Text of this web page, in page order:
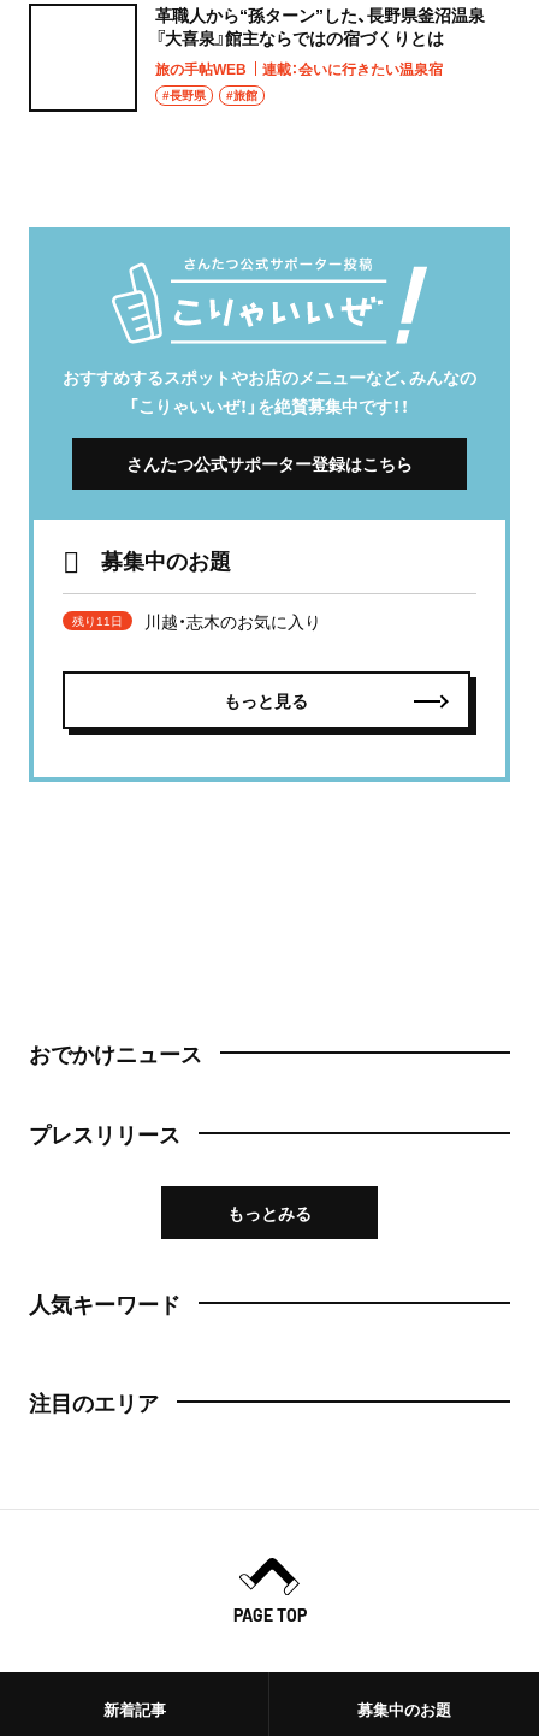
革職人から“孫ターン”した、長野県釜沼温泉
『大喜泉』館主ならではの宿づくりとは
旅の手帖WEB 連載：会いに行きたい温泉宿
#長野県 #旅館
おすすめするスポットやお店のメニューなど、みんなの
「こりゃいいぜ！」を絶賛募集中です！！
さんたつ公式サポーター登録はこちら
募集中のお題
残り11日 川越・志木のお気に入り
もっと見る
おでかけニュース
プレスリリース
もっとみる
人気キーワード
注目のエリア
PAGE TOP
新着記事 募集中のお題